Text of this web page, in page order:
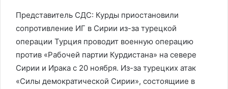
Представитель СДС: Курды приостановили
сопротивление ИГ в Сирии из-за турецкой
операции Турция проводит военную операцию
против «Рабочей партии Курдистана» на севере
Сирии и Ирака с 20 ноября. Из-за турецких атак
«Силы демократической Сирии», состоящиие в